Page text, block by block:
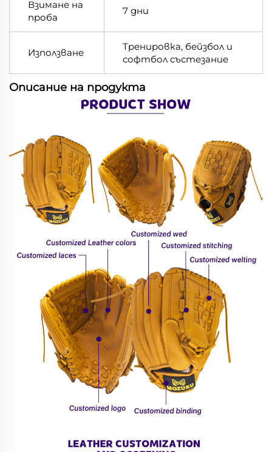
Взимане на
проба
7 дни
Използване
Тренировка, бейзбол и
софтбол състезание
Описание на продукта